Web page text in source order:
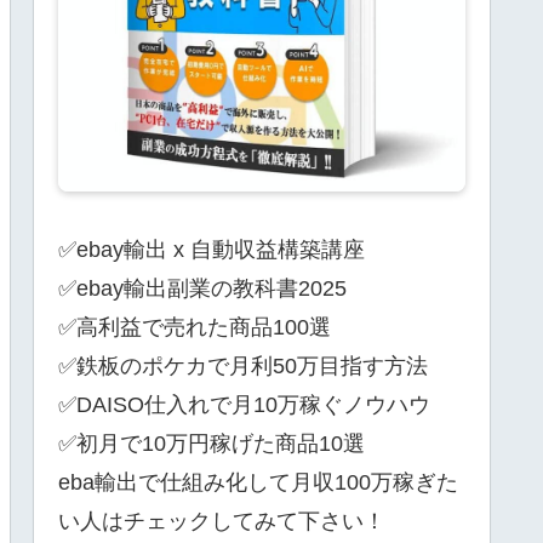
✅ebay輸出 x 自動収益構築講座
✅ebay輸出副業の教科書2025
✅高利益で売れた商品100選
✅鉄板のポケカで月利50万目指す方法
✅DAISO仕入れで月10万稼ぐノウハウ
✅初月で10万円稼げた商品10選
eba輸出で仕組み化して月収100万稼ぎた
い人はチェックしてみて下さい！